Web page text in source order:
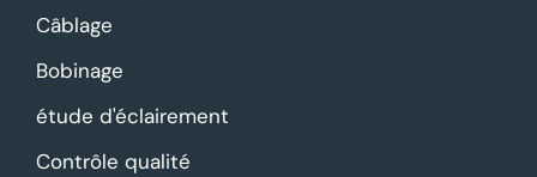
Câblage
Bobinage
étude d'éclairement
Contrôle qualité